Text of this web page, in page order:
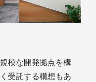
模な開発拠点を構
受託する構想もあ